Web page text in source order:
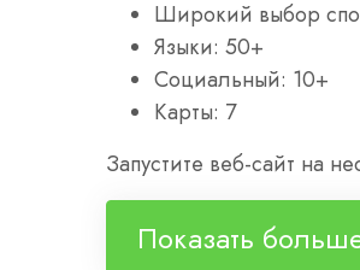
Широкий выбор
Языки: 50+
Социальный: 10+
Карты: 7
Запустите веб-сайт на
Показать